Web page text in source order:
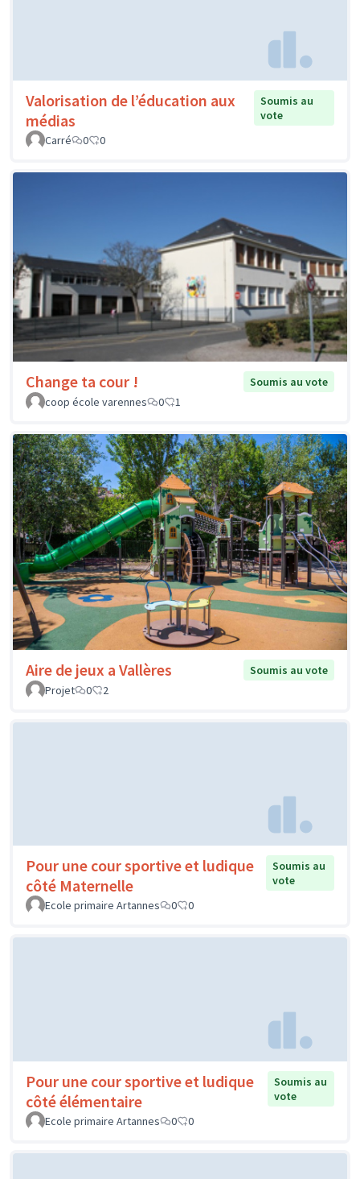
Valorisation de l’éducation aux
médias
Soumis au
vote
Carré
0 0
Change ta cour !
Soumis au vote
coop école varennes
0 1
Aire de jeux a Vallères
Soumis au vote
Projet
0 2
Pour une cour sportive et ludique
côté Maternelle
Soumis au
vote
Ecole primaire Artannes
0 0
Pour une cour sportive et ludique
côté élémentaire
Soumis au
vote
Ecole primaire Artannes
0 0